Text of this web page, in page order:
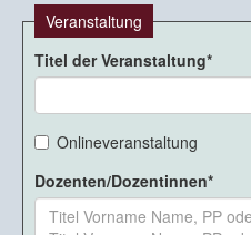
Veranstaltung
Titel der Veranstaltung
Onlineveranstaltung
Dozenten/Dozentinnen